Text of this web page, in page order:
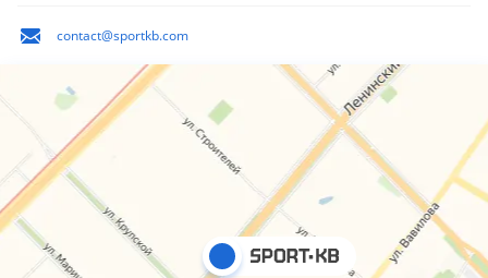
contact@sportkb.com